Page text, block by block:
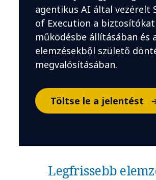
agentikus AI által vezérelt
of Execution a biztosítókat
működésbe állításában és
elemzésekből születő
megvalósításában.
Töltse le a jelentést
Legfrissebb